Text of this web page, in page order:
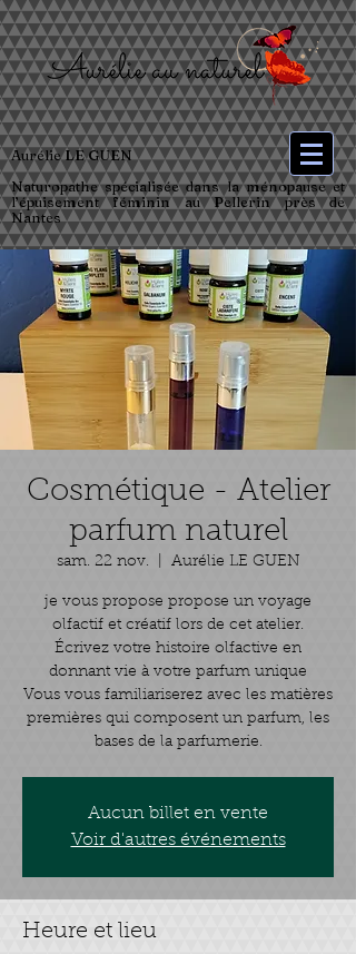
Aurélie LE GUEN
Naturopathe spécialisée dans la ménopause et
l’épuisement féminin au Pellerin près de
Nantes
Cosmétique - Atelier
parfum naturel
sam. 22 nov. Aurélie LE GUEN
je vous propose propose un voyage
olfactif et créatif lors de cet atelier.
Écrivez votre histoire olfactive en
donnant vie à votre parfum unique
Vous vous familiariserez avec les matières
premières qui composent un parfum, les
Aucun billet en vente
Voir d'autres événements
Heure et lieu